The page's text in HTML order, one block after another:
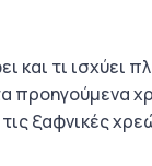
και τι ισχύει
ξαφνικές